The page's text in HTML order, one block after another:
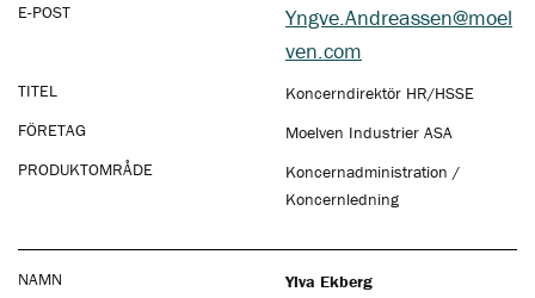
E-POST
Yngve.Andreassen@moel
ven.com
TITEL
Koncerndirektör HR/HSSE
FÖRETAG
Moelven Industrier ASA
PRODUKTOMRÅDE
Koncernadministration /
Koncernledning
NAMN Ylva Ekberg